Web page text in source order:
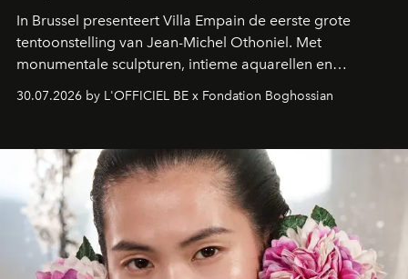
In Brussel presenteert Villa Empain de eerste grote
tentoonstelling van Jean-Michel Othoniel. Met
monumentale sculpturen, intieme aquarellen en
een emotionele reis waarin elk werk de herinnering
moment van verwondering.
30.07.2026 by L'OFFICIEL BE x Fondation Boghossian